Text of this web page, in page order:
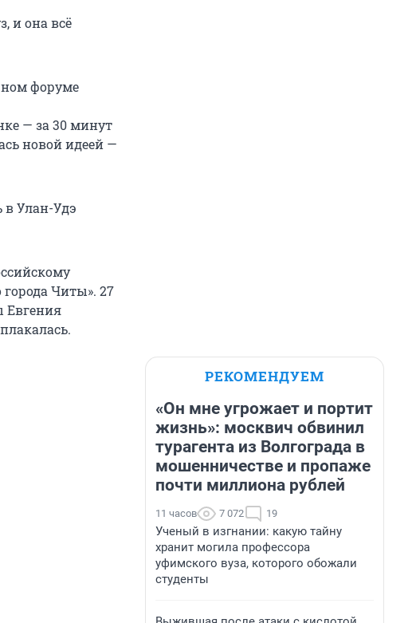
и она всё
форуме
— за 30 минут
новой идеей —
в Улан-Удэ
Читы». 27
Евгения
РЕКОМЕНДУЕМ
«Он мне угрожает и портит
жизнь»: москвич обвинил
турагента из Волгограда в
мошенничестве и пропаже
почти миллиона рублей
11 часов 7 072 19
Ученый в изгнании: какую тайну
хранит могила профессора
уфимского вуза, которого обожали
студенты